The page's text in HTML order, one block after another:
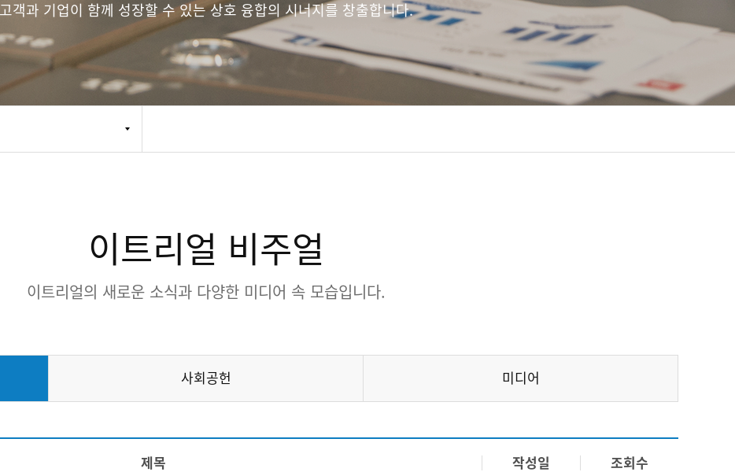
고객과 기업이 함께 성장할 수 있는 상호 융합의 시너지를 창출합니다.
이트리얼 비주얼
이트리얼의 새로운 소식과 다양한 미디어 속 모습입니다.
사회공헌 미디어
제목 작성일 조회수